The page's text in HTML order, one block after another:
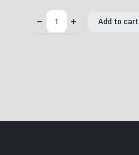
কোন
হাতে
বল
Add to cart